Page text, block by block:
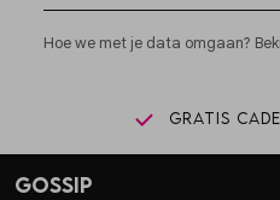
Hoe we met je data omgaan?
Gratis
Gossip